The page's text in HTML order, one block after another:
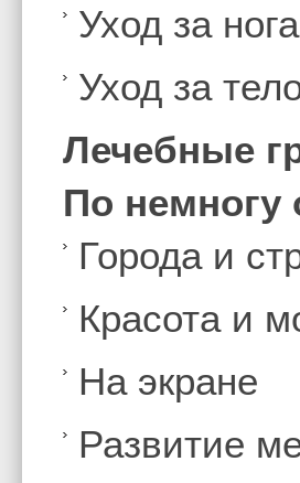
Уход за
Уход за
Лечебные
По немногу
Города и
Красота и
На экране
Развитие